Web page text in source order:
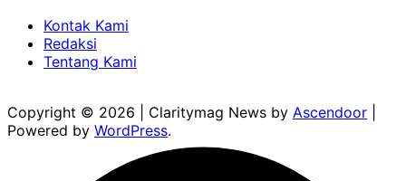
Kontak Kami
Redaksi
Tentang Kami
Copyright © 2026 | Claritymag News by Ascendoor
Powered by WordPress.